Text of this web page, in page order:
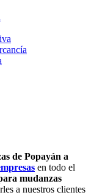
de Popayán a
en todo el
mudanzas
a nuestros clientes